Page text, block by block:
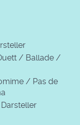
/ Ballade /
/ Pas de